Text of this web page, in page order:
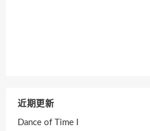
近期更新
Dance of Time I